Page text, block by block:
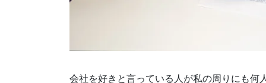
会社を好きと言っている人が私の周りにも何